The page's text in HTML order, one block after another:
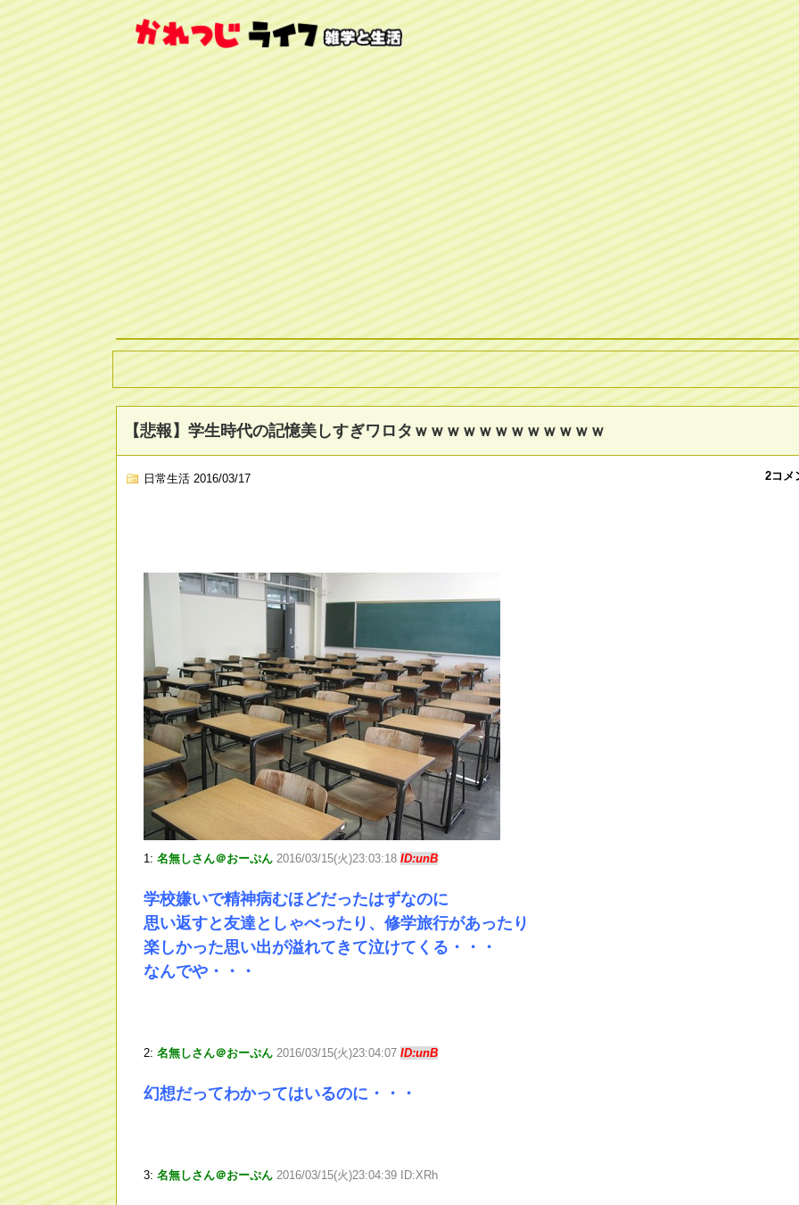
【悲報】学生時代の記憶美しすぎワロタｗｗｗｗｗｗｗｗｗｗｗｗ
日常生活 2016/03/17 2コメ
1: 名無しさん＠おーぷん 2016/03/15(火)23:03:18 ID:unB
学校嫌いで精神病むほどだったはずなのに
思い返すと友達としゃべったり、修学旅行があったり
楽しかった思い出が溢れてきて泣けてくる・・・
なんでや・・・
2: 名無しさん＠おーぷん 2016/03/15(火)23:04:07 ID:unB
幻想だってわかってはいるのに・・・
3: 名無しさん＠おーぷん 2016/03/15(火)23:04:39 ID:XRh